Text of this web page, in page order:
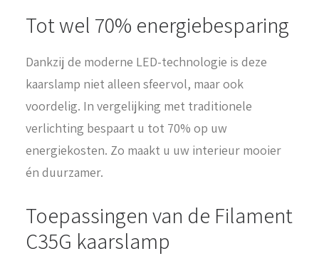
Tot wel 70% energiebesparing
Dankzij de moderne LED-technologie is deze
kaarslamp niet alleen sfeervol, maar ook
voordelig. In vergelijking met traditionele
verlichting bespaart u tot 70% op uw
energiekosten. Zo maakt u uw interieur mooier
én duurzamer.
Toepassingen van de Filament
C35G kaarslamp